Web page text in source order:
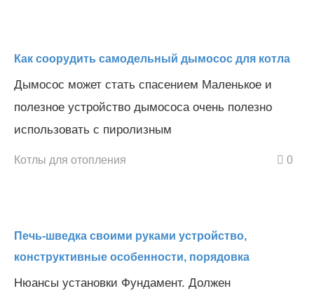
Как соорудить самодельный дымосос для котла
Дымосос может стать спасением Маленькое и
полезное устройство дымососа очень полезно
использовать с пиролизным
Котлы для отопления 0
Печь-шведка своими руками устройство,
конструктивные особенности, порядовка
Нюансы установки Фундамент. Должен